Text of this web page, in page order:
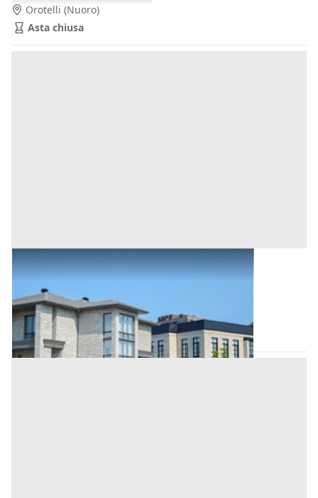
Orotelli (Nuoro)
Asta chiusa
Abitazione di Tipo Civile all'asta a Orotelli
Orotelli (Nuoro)
27.564 €
Asta chiusa